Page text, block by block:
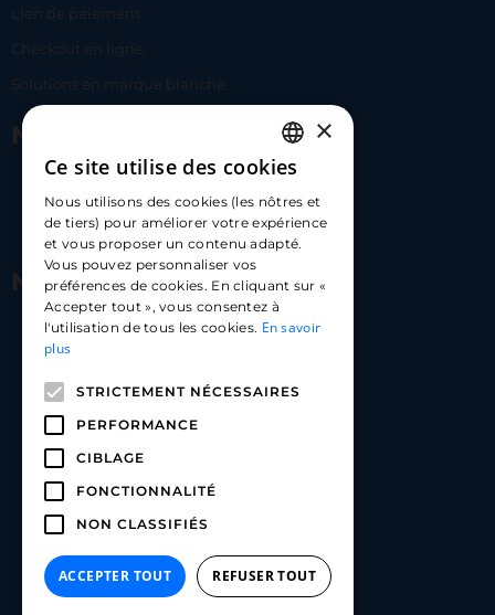
Lien de paiement
Checkout en ligne
Solutions en marque blanche
Nous contacter
hello@carloapp.com
Nous suivre
Carlo App | Instagram
Carlo App | Linkedin
FRENCH
ENGLISH
SPANISH
×
Ce site utilise des cookies
Nous utilisons des cookies (les nôtres et
de tiers) pour améliorer votre expérience
et vous proposer un contenu adapté.
Vous pouvez personnaliser vos
préférences de cookies. En cliquant sur «
Accepter tout », vous consentez à
l'utilisation de tous les cookies. En savoir
plus
STRICTEMENT NÉCESSAIRES
PERFORMANCE
CIBLAGE
FONCTIONNALITÉ
NON CLASSIFIÉS
ACCEPTER TOUT REFUSER TOUT